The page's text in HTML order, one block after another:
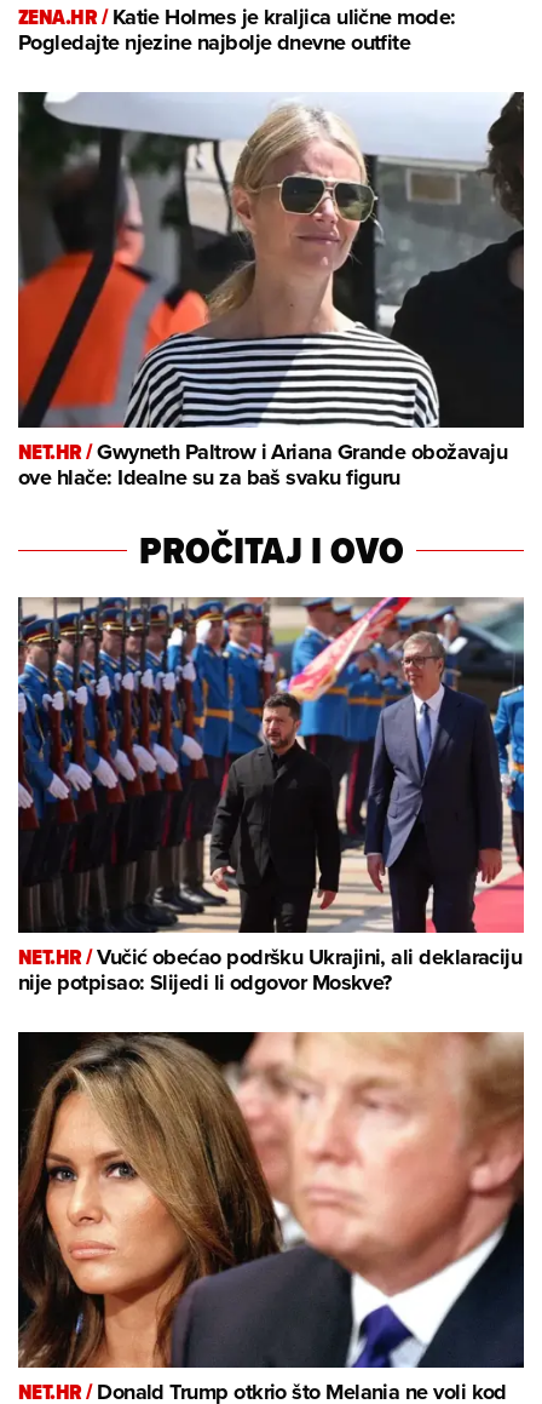
ZENA.HR /Katie Holmes je kraljica ulične mode:
Pogledajte njezine najbolje dnevne outfite
NET.HR /Gwyneth Paltrow i Ariana Grande obožavaju
ove hlače: Idealne su za baš svaku figuru
PROČITAJ I OVO
NET.HR /Vučić obećao podršku Ukrajini, ali deklaraciju
nije potpisao: Slijedi li odgovor Moskve?
NET.HR /Donald Trump otkrio što Melania ne voli kod